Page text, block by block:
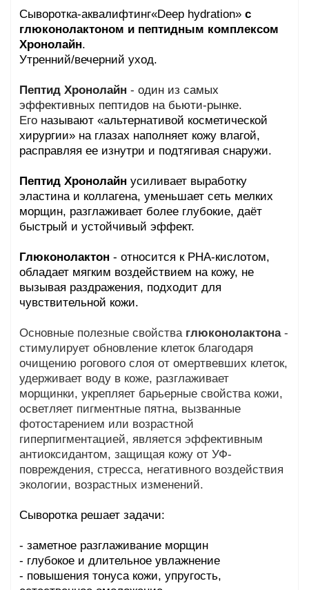
Сыворотка-аквалифтинг«Deep hydration» с
глюконолактоном и пептидным комплексом
Хронолайн.
Утренний/вечерний уход.
Пептид Хронолайн - один из самых
эффективных пептидов на бьюти-рынке.
Его называют «альтернативой косметической
хирургии» на глазах наполняет кожу влагой,
расправляя ее изнутри и подтягивая снаружи.
Пептид Хронолайн усиливает выработку
эластина и коллагена, уменьшает сеть мелких
морщин, разглаживает более глубокие, даёт
быстрый и устойчивый эффект.
Глюконолактон - относится к PHA-кислотом,
обладает мягким воздействием на кожу, не
вызывая раздражения, подходит для
чувствительной кожи.
Основные полезные свойства глюконолактона-
стимулирует обновление клеток благодаря
очищению рогового слоя от омертвевших клеток,
удерживает воду в коже, разглаживает
морщинки, укрепляет барьерные свойства кожи,
осветляет пигментные пятна, вызванные
фотостарением или возрастной
гиперпигментацией, является эффективным
антиоксидантом, защищая кожу от УФ-
повреждения, стресса, негативного воздействия
экологии, возрастных изменений.
Сыворотка решает задачи:
- заметное разглаживание морщин
- глубокое и длительное увлажнение
- повышения тонуса кожи, упругость,